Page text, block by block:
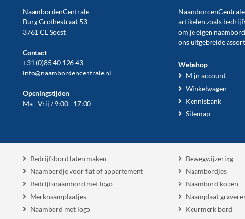
NaambordenCentrale
Burg Grothestraat 53
3761 CL Soest
Contact
+31 (0)85 40 126 43
info@naambordencentrale.nl
Openingstijden
Ma - Vrij / 9:00 - 17:00
artikelen zoals
om je eigen
ons uitgebreide
Webshop
Mijn account
Winkelwagen
Kennisbank
Sitemap
Bedrijfsbord laten maken
Naambordje voor flat of appartement
Bedrijfsnaambord met logo
Merknaamplaatjes
Naambord met logo
Bewegwijzering
Naambordjes
Naambord kopen
Naamplaat
Keurmerk bord